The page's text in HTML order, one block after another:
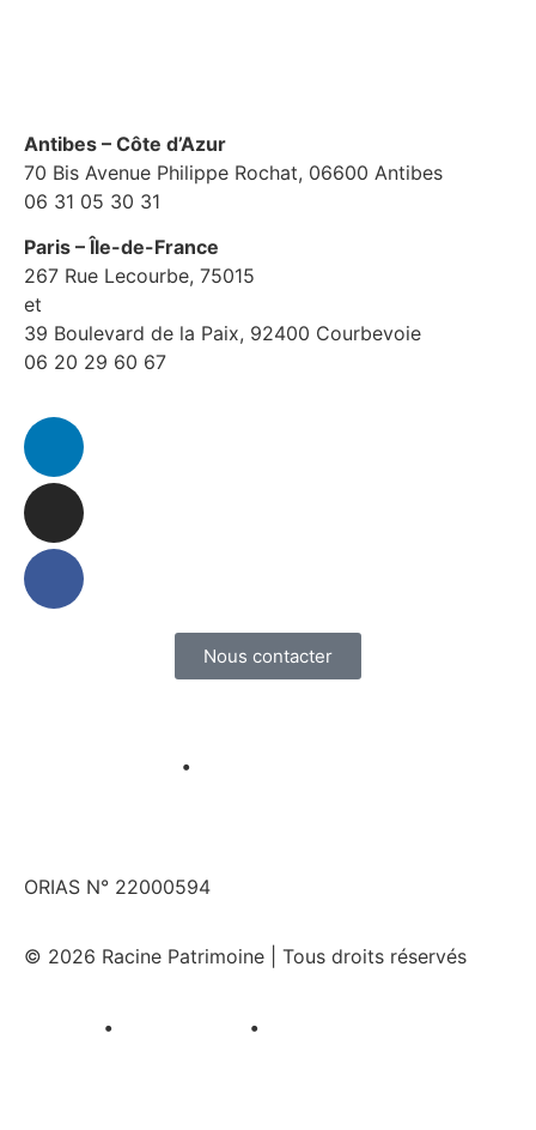
Antibes – Côte d’Azur
70 Bis Avenue Philippe Rochat, 06600 Antibes
06 31 05 30 31
Paris – Île-de-France
267 Rue Lecourbe, 75015
et
39 Boulevard de la Paix, 92400 Courbevoie
06 20 29 60 67
Nous contacter
•
ORIAS N° 22000594
© 2026 Racine Patrimoine | Tous droits réservés
• •